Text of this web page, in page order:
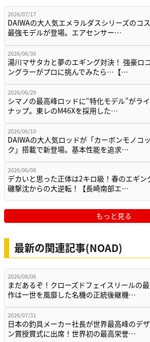
2026/07/17
DAIWAの大人気エメラルダスシリーズのコ
最強モデルが登場。エアセンサー…
2026/06/30
湯川マサタカと夢のエギング対決！ 強豪ロ
ングラーがプロに挑んでみたら…【…
2026/06/29
シマノの最高峰ロッドに“特化モデル”がラ
ナップ。東レのM46Xを採用した…
2026/06/10
DAIWAの大人気ロッドが「カーボンモノコッ
ク」搭載で新登場。基本性能を追求…
2026/06/08
デカいと思った正体は2キロ級！春のエギン
磯撃沈からの大逆転！【長崎南部エ…
もっと見る
最新の関連記事(NOAD)
2026/08/06
まだあるぞ！クローズドフェイスリールの
作は一世を風靡した名機の正統後継機…
2026/07/31
日本の釣具メーカー社長が世界最高峰のデ
ン賞授賞式に出席！世界初の最高栄誉…